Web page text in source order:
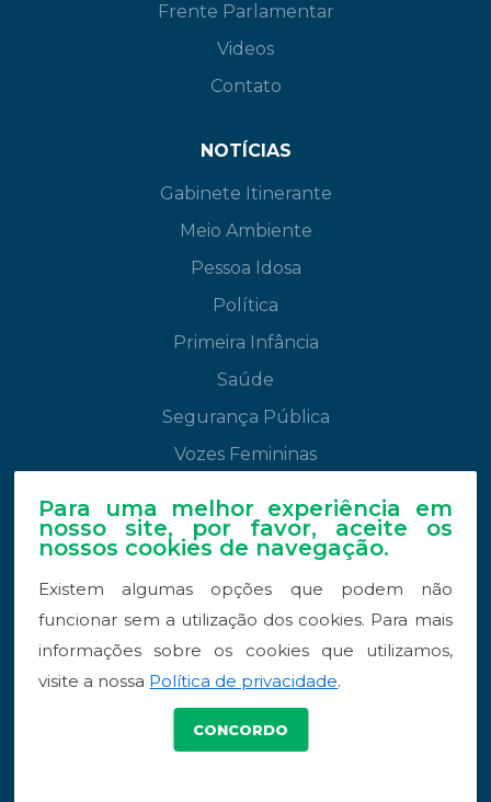
Frente Parlamentar
Videos
Contato
NOTÍCIAS
Gabinete Itinerante
Meio Ambiente
Pessoa Idosa
Política
Primeira Infância
Saúde
Segurança Pública
Vozes Femininas
NA MÍDIA
Leandre na mídia
Downloads
Livros
Copyright © 2026 - Todos os direitos
Para uma melhor experiência em
nosso site, por favor, aceite os
nossos cookies de navegação.
Existem algumas opções que podem não
funcionar sem a utilização dos cookies. Para mais
informações sobre os cookies que utilizamos,
visite a nossa Política de privacidade.
CONCORDO